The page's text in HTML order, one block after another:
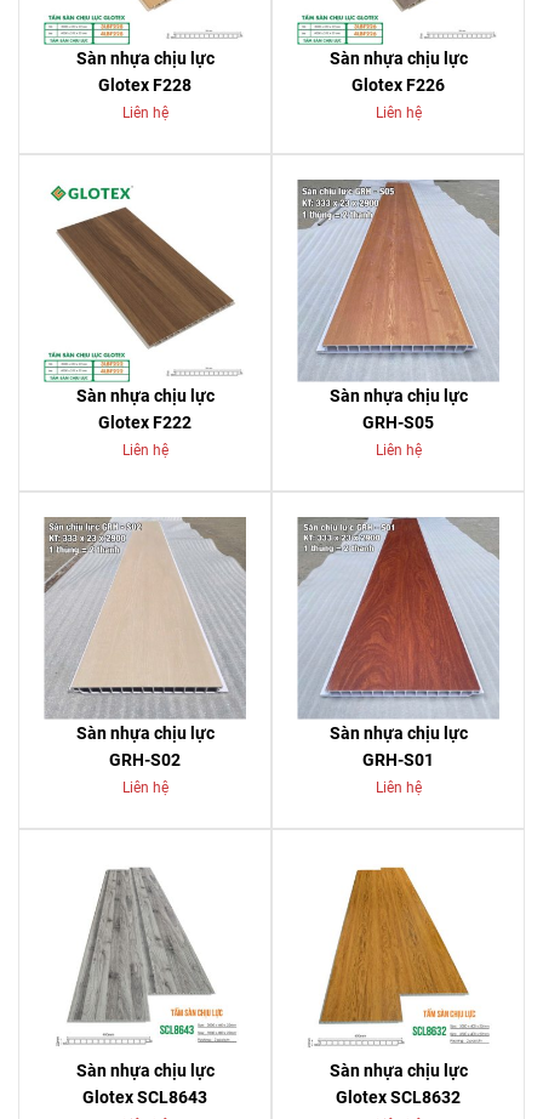
Sàn nhựa chịu lực
Glotex F228
Liên hệ
Sàn nhựa chịu lực
Glotex F226
Liên hệ
Sàn nhựa chịu lực
Glotex F222
Liên hệ
Sàn nhựa chịu lực
GRH-S05
Liên hệ
Sàn nhựa chịu lực
GRH-S02
Liên hệ
Sàn nhựa chịu lực
GRH-S01
Liên hệ
Sàn nhựa chịu lực
Glotex SCL8643
Sàn nhựa chịu lực
Glotex SCL8632